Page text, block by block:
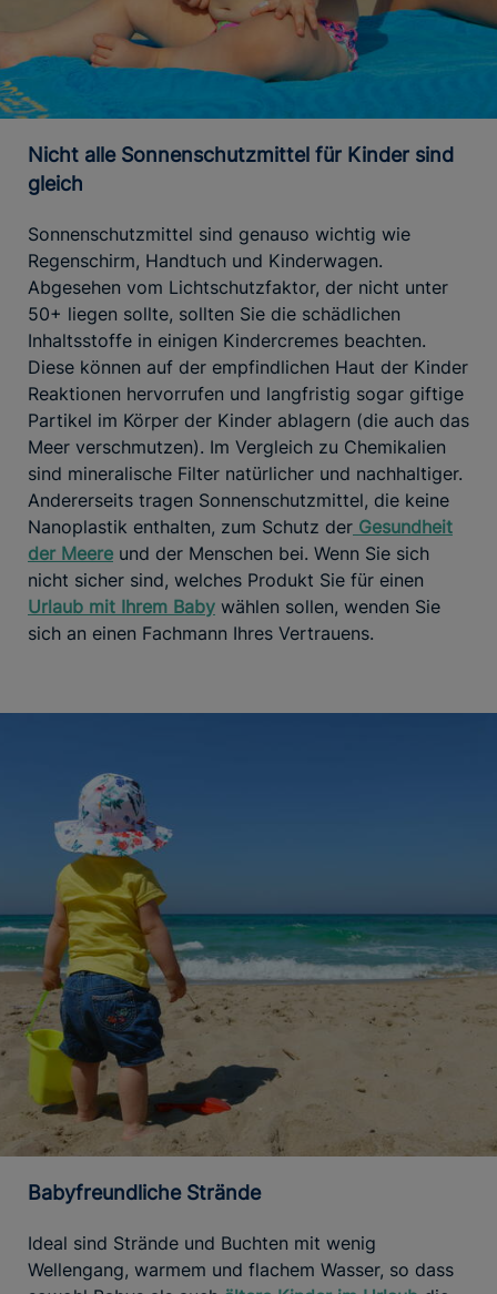
Nicht alle Sonnenschutzmittel für Kinder sind
gleich
Sonnenschutzmittel sind genauso wichtig wie
Regenschirm, Handtuch und Kinderwagen.
Abgesehen vom Lichtschutzfaktor, der nicht unter
50+ liegen sollte, sollten Sie die schädlichen
Inhaltsstoffe in einigen Kindercremes beachten.
Diese können auf der empfindlichen Haut der Kinder
Reaktionen hervorrufen und langfristig sogar giftige
Partikel im Körper der Kinder ablagern (die auch das
Meer verschmutzen). Im Vergleich zu Chemikalien
sind mineralische Filter natürlicher und nachhaltiger.
Andererseits tragen Sonnenschutzmittel, die keine
Nanoplastik enthalten, zum Schutz der Gesundheit
der Meere und der Menschen bei. Wenn Sie sich
nicht sicher sind, welches Produkt Sie für einen
Urlaub mit Ihrem Baby wählen sollen, wenden Sie
sich an einen Fachmann Ihres Vertrauens.
Babyfreundliche Strände
Ideal sind Strände und Buchten mit wenig
Wellengang, warmem und flachem Wasser, so dass